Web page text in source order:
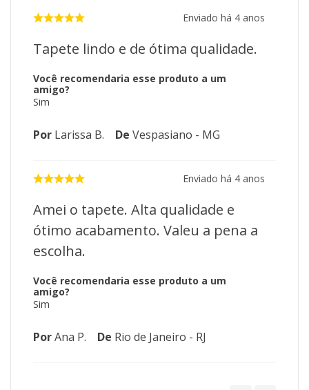
Enviado há 4 anos
Tapete lindo e de ótima qualidade.
Você recomendaria esse produto a um
amigo?
Sim
Por Larissa B. De Vespasiano - MG
Enviado há 4 anos
Amei o tapete. Alta qualidade e
ótimo acabamento. Valeu a pena a
escolha.
Você recomendaria esse produto a um
amigo?
Sim
PorAna P. De Rio de Janeiro - RJ